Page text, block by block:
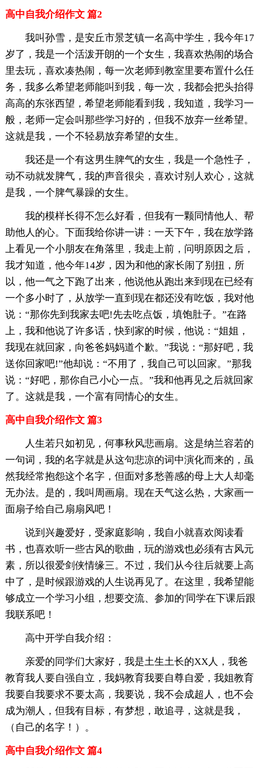
高中自我介绍作文 篇2
我叫孙雪，是安丘市景芝镇一名高中学生，我今年17
岁了，我是一个活泼开朗的一个女生，我喜欢热闹的场合
里去玩，喜欢凑热闹，每一次老师到教室里要布置什么任
务，我多么希望老师能叫到我，每一次，我都会把头抬得
高高的东张西望，希望老师能看到我，我知道，我学习一
般，老师一定会叫那些学习好的，但我不放弃一丝希望。
这就是我，一个不轻易放弃希望的女生。
我还是一个有这男生脾气的女生，我是一个急性子，
动不动就发脾气，我的声音很尖，喜欢讨别人欢心，这就
是我，一个脾气暴躁的女生。
我的模样长得不怎么好看，但我有一颗同情他人、帮
助他人的心。下面我给你讲一讲：一天下午，我在放学路
上看见一个小朋友在角落里，我走上前，问明原因之后，
我才知道，他今年14岁，因为和他的家长闹了别扭，所
以，他一气之下跑了出来，他说他从跑出来到现在已经有
一个多小时了，从放学一直到现在都还没有吃饭，我对他
说：“那你先到我家去吧!先去吃点饭，填饱肚子。”在路
上，我和他说了许多话，快到家的时候，他说：“姐姐，
我现在就回家，向爸爸妈妈道个歉。”我说：“那好吧，我
送你回家吧!”他却说：“不用了，我自己可以回家。”那我
说：“好吧，那你自己小心一点。”我和他再见之后就回家
了。这就是我，一个富有同情心的女生。
高中自我介绍作文 篇3
人生若只如初见，何事秋风悲画扇。这是纳兰容若的
一句词，我的名字就是从这句悲凉的词中演化而来的，虽
然我经常抱怨这个名字，但面对多愁善感的母上大人却毫
无办法。是的，我叫周画扇。现在天气这么热，大家画一
面扇子给自己扇扇风吧！
说到兴趣爱好，受家庭影响，我自小就喜欢阅读看
书，也喜欢听一些古风的歌曲，玩的游戏也必须有古风元
素，所以很爱剑侠情缘三。不过，我们从今往后就要上高
中了，是时候跟游戏的人生说再见了。在这里，我希望能
够成立一个学习小组，想要交流、参加的'同学在下课后跟
我联系吧！
高中开学自我介绍：
亲爱的同学们大家好，我是土生土长的XX人，我爸
教育我人要自强自立，我妈教育我要自尊自爱，我姐教育
我要自我要求不要太高，我要说，我不会成超人，也不会
成为潮人，但我有目标，有梦想，敢追寻，这就是我，
（自己的名字！）。
高中自我介绍作文 篇4